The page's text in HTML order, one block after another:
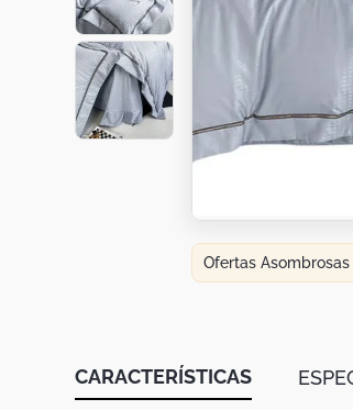
Ofertas Asombrosas
CARACTERÍSTICAS